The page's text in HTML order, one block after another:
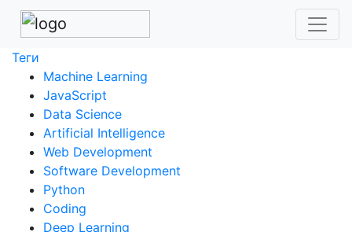
Теги
Machine Learning
JavaScript
Data Science
Artificial Intelligence
Web Development
Software Development
Python
Coding
Deep Learning